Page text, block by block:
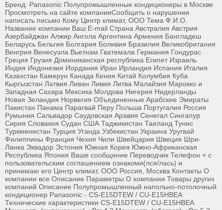
Бренд: Panasonic Полупромышленные кондиционеры в Москве
Просмотреть на сайте компанииСообщить о нарушении
написать письмо Кому Центр климат, ООО Тема Ф.И.О.
Название компании Ваш E-mail Страна Австралия Австрия
Азербайджан Алжир Ангола Аргентина Армения Бангладеш
Беларусь Бельгия Болгария Боливия Бразилия Великобритания
Венгрия Венесуэла Вьетнам Гватемала Германия Гондурас
Греция Грузия Доминиканская республика Египет Израиль
Индия Индонезия Иордания Иран Ирландия Испания Италия
Казахстан Камерун Канада Кения Китай Колумбия Куба
Кыргызстан Латвия Ливан Ливия Литва Малайзия Марокко и
Западная Сахара Мексика Молдова Нигерия Нидерланды
Новая Зеландия Норвегия Объединенные Арабские Эмираты
Пакистан Панама Парагвай Перу Польша Португалия Россия
Румыния Сальвадор Саудовская Аравия Сенегал Сингапур
Сирия Словакия Судан США Таджикистан Таиланд Тунис
Туркменистан Турция Уганда Узбекистан Украина Уругвай
Филиппины Франция Чехия Чили Швейцария Швеция Шри-
Ланка Эквадор Эстония Южная Корея Южно-Африканская
Республика Япония Ваше сообщение Переводчик Телефон + с
пользовательским соглашением ознакоми(лся/лась) и
принимаю его Центр климат, ООО Россия, Москва Контакты О
компании все Описание Параметры О компании Товары других
компаний Описание Полупромышленный напольно-потолочный
кондиционер Panasonic - CS-E15DTEW / CU-E15HBEA
Технические характеристики CS-E15DTEW / CU-E15HBEA